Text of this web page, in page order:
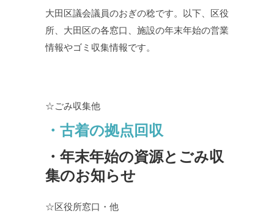
大田区議会議員のおぎの稔です。以下、区役
所、大田区の各窓口、施設の年末年始の営業
情報やゴミ収集情報です。
☆ごみ収集他
・古着の拠点回収
・年末年始の資源とごみ収
集のお知らせ
☆区役所窓口・他